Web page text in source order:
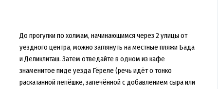
До прогулки по холмам, начинающимся через 2 улицы от
уездного центра, можно заглянуть на местные пляжи Бада
и Деликлиташ. Затем отведайте в одном из кафе
знаменитое пиде уезда Гёреле (речь идёт о тонко
раскатанной лепёшке, запечённой с добавлением сыра или